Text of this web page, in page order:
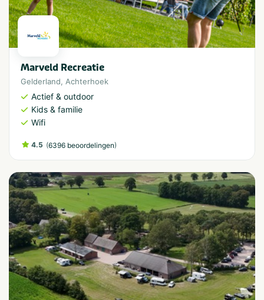
Marveld Recreatie
Gelderland, Achterhoek
Actief & outdoor
Kids & familie
Wifi
4.5 (6396 beoordelingen)